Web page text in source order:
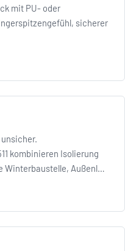
mit PU- oder
sicherer
kombinieren Isolierung
Winterbaustelle, Außenl…